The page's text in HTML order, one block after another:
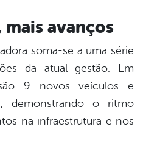
mais avanços
soma-se a uma série
da atual gestão. Em
9 novos veículos e
demonstrando o ritmo
na infraestrutura e nos